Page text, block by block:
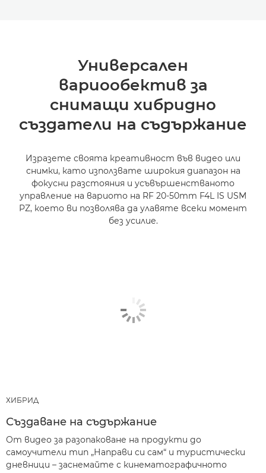
Универсален
вариообектив за
снимащи хибридно
създатели на съдържание
Изразете своята креативност във видео или
снимки, като използвате широкия диапазон на
фокусни разстояния и усъвършенстваното
управление на вариото на RF 20-50mm F4L IS USM
PZ, което ви позволява да улавяте всеки момент
без усилие.
ХИБРИД
Създаване на съдържание
От видео за разопаковане на продукти до
самоучители тип „Направи си сам“ и туристически
дневници – заснемайте с кинематографичното